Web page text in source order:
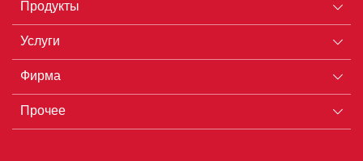
Продукты
Инструменты
Материалы
Услуги
Скачивание документов
Фирма
Прочее